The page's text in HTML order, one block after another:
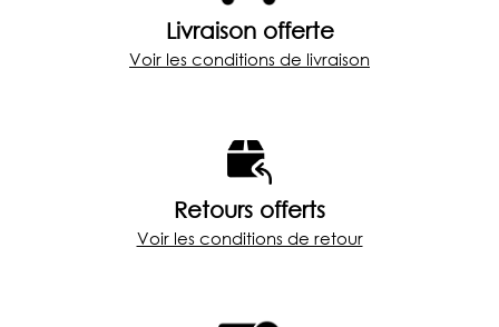
Livraison offerte
Voir les conditions de livraison
Retours offerts
Voir les conditions de retour